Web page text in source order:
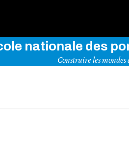
nationale des
Construire les mondes